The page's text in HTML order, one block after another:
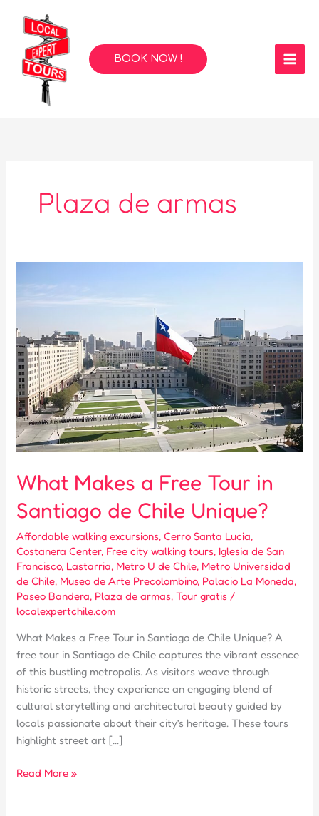
content
BOOK NOW !
Plaza de armas
What Makes a Free Tour in
Santiago de Chile Unique?
Affordable walking excursions,Cerro Santa Lucia,
Costanera Center, Free city walking tours, Iglesia de San
Francisco, Lastarria, Metro U de Chile, Metro Universidad
de Chile, Museo de Arte Precolombino, Palacio La Moneda,
Paseo Bandera, Plaza de armas,Tour gratis /
localexpertchile.com
What Makes a Free Tour in Santiago de Chile Unique? A
free tour in Santiago de Chile captures the vibrant essence
of this bustling metropolis. As visitors weave through
historic streets, they experience an engaging blend of
cultural storytelling and architectural beauty guided by
locals passionate about their city’s heritage. These tours
highlight street art […]
What
a
Read More »